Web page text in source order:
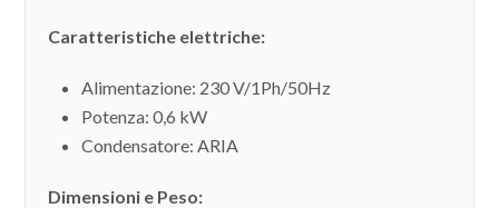
Caratteristiche elettriche:
Alimentazione: 230 V/1Ph/50Hz
Potenza: 0,6 kW
Condensatore: ARIA
Dimensioni e Peso: